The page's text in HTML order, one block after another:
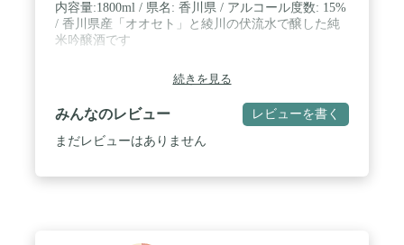
内容量:1800ml / 県名: 香川県 / アルコール度数: 15%
/ 香川県産「オオセト」と綾川の伏流水で醸した純
米吟醸酒です
続きを見る
みんなのレビュー レビューを書く
まだレビューはありません